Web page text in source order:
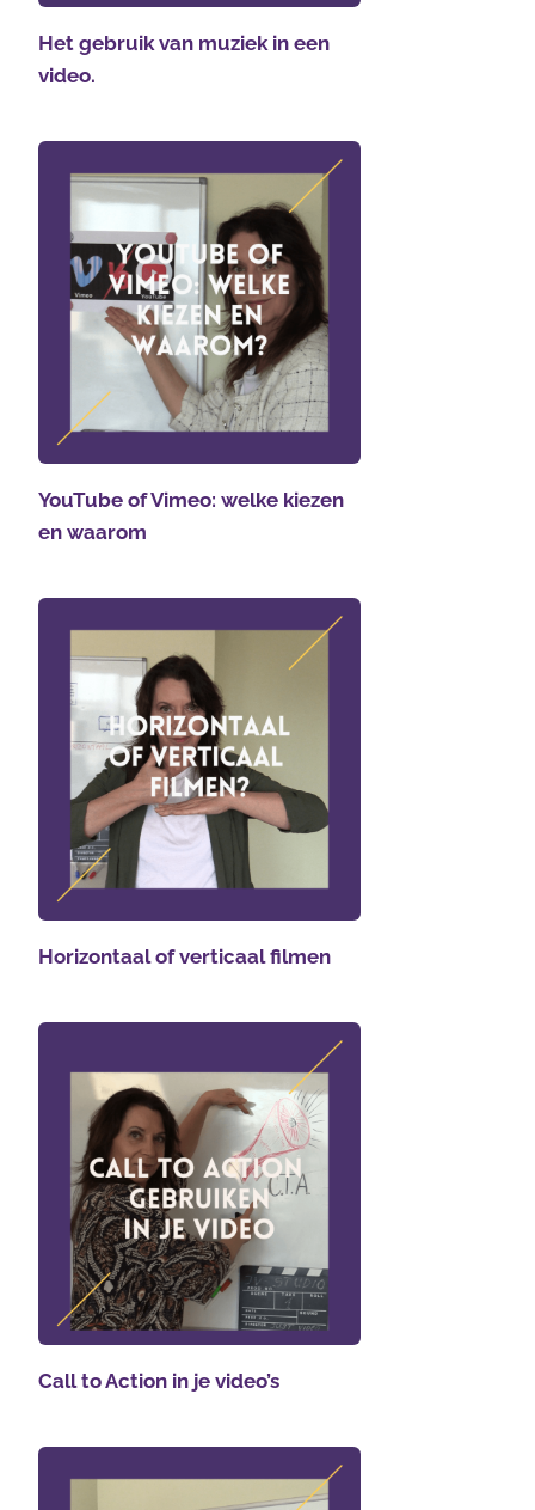
Het gebruik van muziek in een
video.
YouTube of Vimeo: welke kiezen
en waarom
Horizontaal of verticaal filmen
Call to Action in je video’s